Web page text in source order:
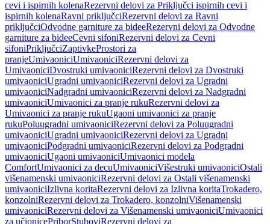
cevi i ispirnih kolenaRezervni delovi za Priključci ispirnih cevi i
ispirnih kolenaRavni priključciRezervni delovi za Ravni
priključciOdvodne garniture za bideeRezervni delovi za Odvodne
garniture za bideeCevni sifoniRezervni delovi za Cevni
sifoniPriključciZaptivkeProstori za
pranjeUmivaoniciUmivaoniciRezervni delovi za
UmivaoniciDvostruki umivaoniciRezervni delovi za Dvostruki
umivaoniciUgradni umivaoniciRezervni delovi za Ugradni
umivaoniciNadgradni umivaoniciRezervni delovi za Nadgradni
umivaoniciUmivaonici za pranje rukuRezervni delovi za
Umivaonici za pranje rukuUgaoni umivaonici za pranje
rukuPoluugradni umivaoniciRezervni delovi za Poluugradni
umivaoniciUgradni umivaoniciRezervni delovi za Ugradni
umivaoniciPodgradni umivaoniciRezervni delovi za Podgradni
umivaoniciUgaoni umivaoniciUmivaonici modela
ComfortUmivaonici za decuUmivaoniciVišestruki umivaoniciOstali
višenamenski umivaoniciRezervni delovi za Ostali višenamenski
umivaoniciIzlivna koritaRezervni delovi za Izlivna koritaTrokadero,
konzolniRezervni delovi za Trokadero, konzolniVišenamenski
umivaoniciRezervni delovi za Višenamenski umivaoniciUmivaonici
za učionicePriborStuboviRezervni delovi za